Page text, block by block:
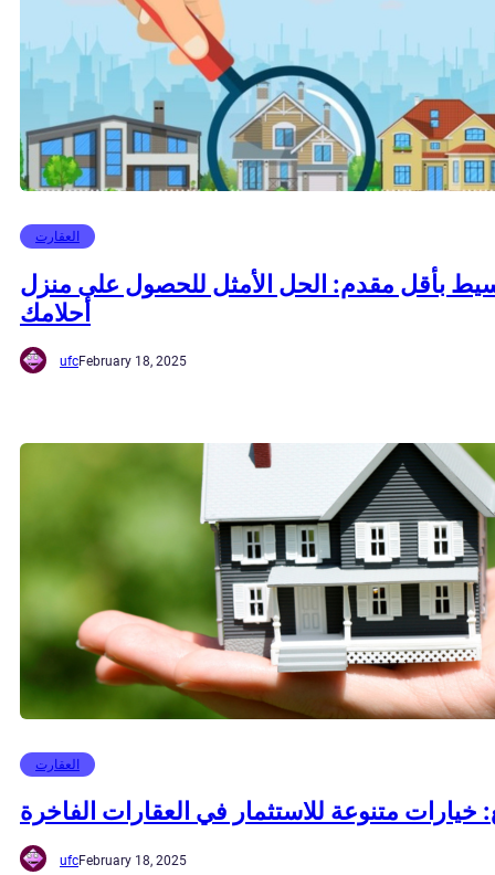
العقارت
بأقل مقدم: الحل الأمثل للحصول على منزل
أحلامك
ufcFebruary 18, 2025
العقارت
خيارات متنوعة للاستثمار في العقارات الفاخرة
ufcFebruary 18, 2025